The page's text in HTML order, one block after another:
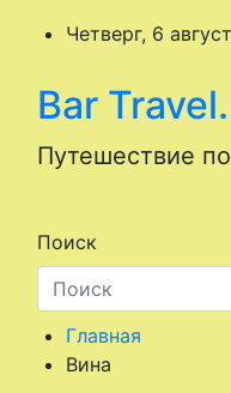
Перейти
содержимому
Четверг, 6
Bar Travel.
Путешествие
Поиск
Главная
Вина